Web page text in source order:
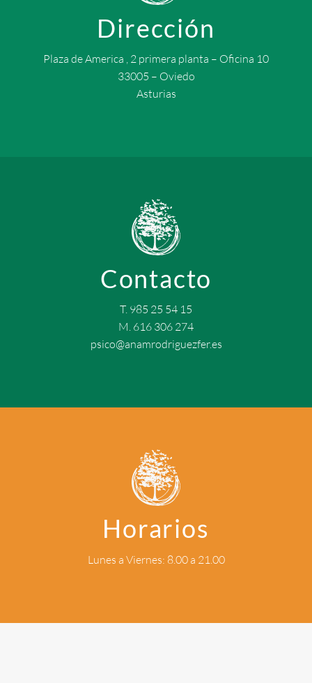
Dirección
Plaza de America , 2 primera planta – Oficina 10
33005 – Oviedo
Asturias
Contacto
T. 985 25 54 15
M. 616 306 274
psico@anamrodriguezfer.es
Horarios
Lunes a Viernes: 8.00 a 21.00